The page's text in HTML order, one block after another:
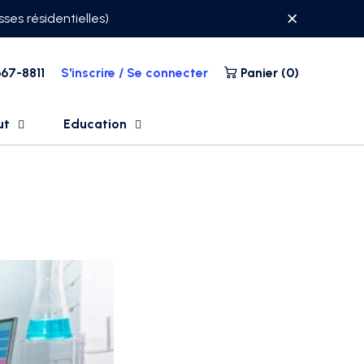
résidentielles)
8811 S'inscrire / Se connecter Panier (0)
Education